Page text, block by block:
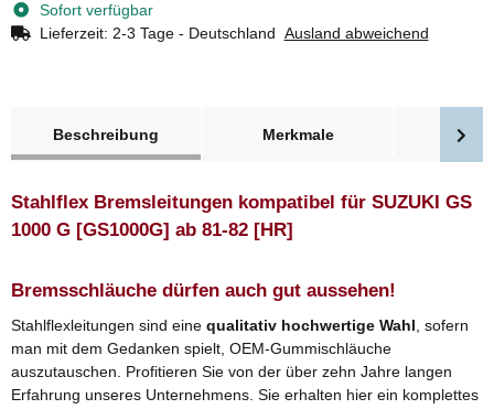
Sofort verfügbar
Lieferzeit: 2-3 Tage - Deutschland Ausland abweichend
Beschreibung
Merkmale
Stahlflex Bremsleitungen kompatibel für SUZUKI GS
1000 G [GS1000G] ab 81-82 [HR]
Bremsschläuche dürfen auch gut aussehen!
Stahlflexleitungen sind eine qualitativ hochwertige Wahl , sofern
man mit dem Gedanken spielt, OEM-Gummischläuche
auszutauschen. Profitieren Sie von der über zehn Jahre langen
Erfahrung unseres Unternehmens. Sie erhalten hier ein komplettes